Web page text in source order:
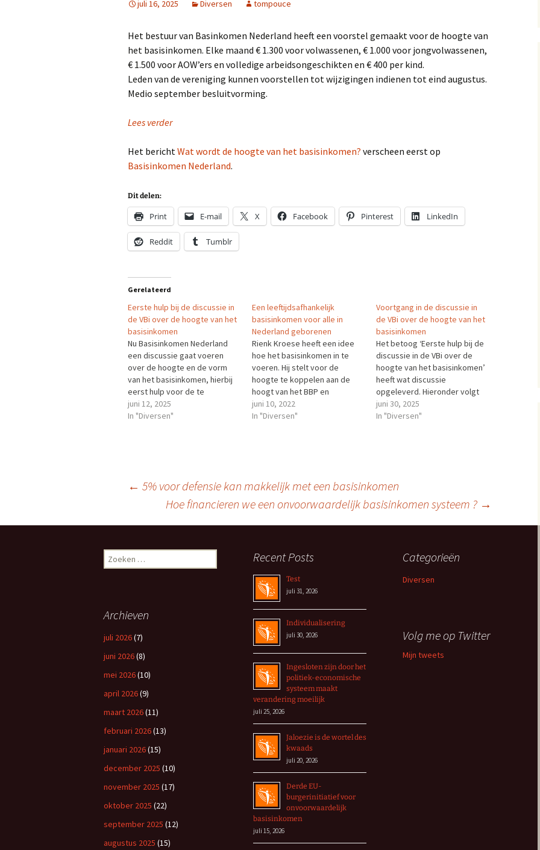
juli 16, 2025 Diversen tompouce
Het bestuur van Basinkomen Nederland heeft een voorstel gemaakt voor de hoogte van
het basisinkomen. Elke maand € 1.300 voor volwassenen, € 1.000 voor jongvolwassenen,
€ 1.500 voor AOW’ers en volledige arbeidsongeschikten en € 400 per kind.
Leden van de vereniging kunnen voorstellen tot wijzigingen indienen tot eind augustus.
Medio september besluitvorming.
Lees verder
Het berichtWat wordt de hoogte van het basisinkomen? verscheen eerst op
Basisinkomen Nederland.
Dit delen:
Print E-mail X Facebook Pinterest LinkedIn
Reddit Tumblr
Gerelateerd
Eerste hulp bij de discussie in
de VBi over de hoogte van het
basisinkomen
Nu Basisinkomen Nederland
een discussie gaat voeren
over de hoogte en de vorm
van het basisinkomen, hierbij
eerst hulp voor de te
bespreken punten, de
gewenste hoogte en een paar
juni 12, 2025
In "Diversen"
Een leeftijdsafhankelijk
basisinkomen voor alle in
Nederland geborenen
Rienk Kroese heeft een idee
hoe het basisinkomen in te
voeren. Hij stelt voor de
hoogte te koppelen aan de
hoogt van het BBP en
afhankelijk te maken van de
leeftijd. Wel is hij behoorlijk
juni 10, 2022
In "Diversen"
Voortgang in de discussie in
de VBi over de hoogte van het
basisinkomen
Het betoog ‘Eerste hulp bij de
discussie in de VBi over de
hoogte van het basisinkomen’
heeft wat discussie
opgeleverd. Hieronder volgt
een beeld daarvan en een
suggestie om de verdere
juni 30, 2025
In "Diversen"
Berichtnavigatie
← 5% voor defensie kan makkelijk met een basisinkomen
Hoe financieren we een onvoorwaardelijk basisinkomen systeem ? →
Zoeken
naar:
Recent Posts
Test
juli 31, 2026
Individualisering
juli 30, 2026
Ingesloten zijn door het
politiek-economische
systeem maakt
verandering moeilijk
juli 25, 2026
Jaloezie is de wortel des
kwaads
juli 20, 2026
Derde EU-
burgerinitiatief voor
onvoorwaardelijk
basisinkomen
juli 15, 2026
Categorieën
Diversen
Archieven
juli 2026(7)
juni 2026(8)
mei 2026(10)
april 2026(9)
maart 2026(11)
februari 2026(13)
januari 2026(15)
december 2025 (10)
november 2025 (17)
oktober 2025 (22)
september 2025 (12)
augustus 2025 (15)
Volg me op Twitter
Mijn tweets